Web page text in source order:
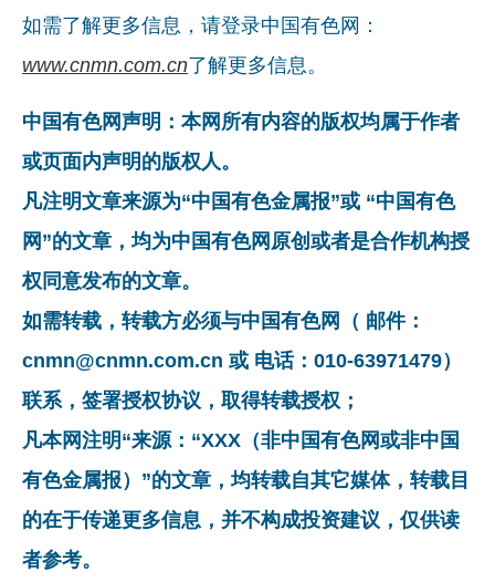
如需了解更多信息，请登录中国有色网：
www.cnmn.com.cn了解更多信息。
中国有色网声明：本网所有内容的版权均属于作者
或页面内声明的版权人。
凡注明文章来源为“中国有色金属报”或 “中国有色
网”的文章，均为中国有色网原创或者是合作机构授
权同意发布的文章。
如需转载，转载方必须与中国有色网（ 邮件：
cnmn@cnmn.com.cn 或 电话：010-63971479）
联系，签署授权协议，取得转载授权；
凡本网注明“来源：“XXX（非中国有色网或非中国
有色金属报）”的文章，均转载自其它媒体，转载目
的在于传递更多信息，并不构成投资建议，仅供读
者参考。